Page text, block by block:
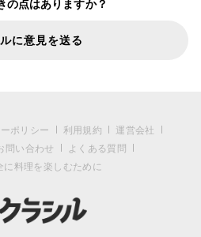
の点はありますか？
に意見を送る
ポリシー 利用規約
運営会社
問い合わせ
よくある質問
に料理を楽しむために